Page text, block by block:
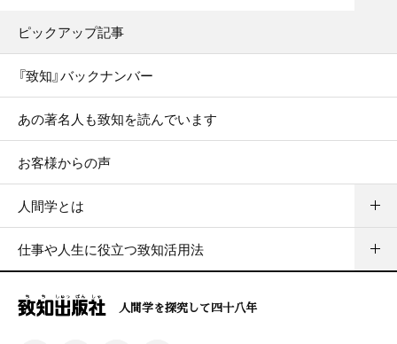
ピックアップ記事
『致知』バックナンバー
あの著名人も致知を読んでいます
お客様からの声
人間学とは
仕事や人生に役立つ致知活用法
人間学を探究して四十八年